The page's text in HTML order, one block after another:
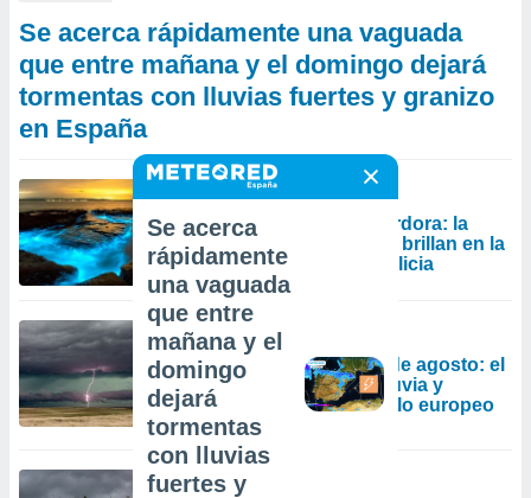
Se acerca rápidamente una vaguada
que entre mañana y el domingo dejará
tormentas con lluvias fuertes y granizo
en España
ACTUALIDAD
El secreto del mar de ardora: la
ciencia explica por qué brillan en la
noche las playas de Galicia
PREDICCIÓN
Cambios en el tiempo de agosto: el
último pronóstico de lluvia y
temperaturas del modelo europeo
en Meteored
ACTUALIDAD
Se acerca
rápidamente
una vaguada
que entre
mañana y el
domingo
dejará
tormentas
con lluvias
fuertes y